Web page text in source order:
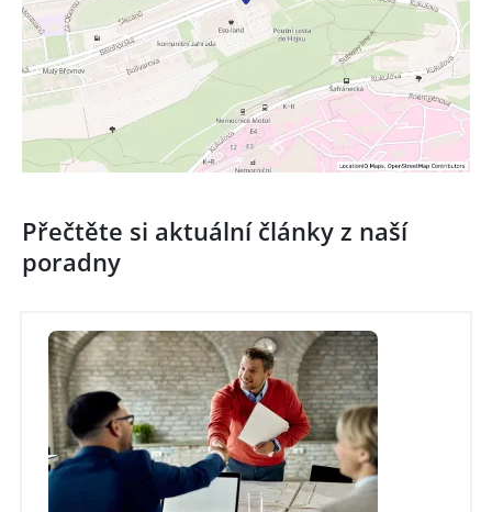
Přečtěte si aktuální články z naší
poradny